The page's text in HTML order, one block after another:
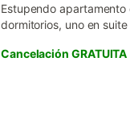
Estupendo
dormitorios, uno en
vivienda podremos
Cancelación GRATUITA